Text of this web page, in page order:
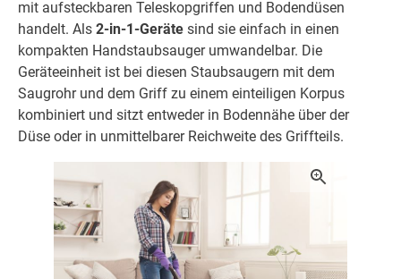
mit aufsteckbaren Teleskopgriffen und Bodendüsen
handelt. Als 2-in-1-Geräte sind sie einfach in einen
kompakten Handstaubsauger umwandelbar. Die
Geräteeinheit ist bei diesen Staubsaugern mit dem
Saugrohr und dem Griff zu einem einteiligen Korpus
kombiniert und sitzt entweder in Bodennähe über der
Düse oder in unmittelbarer Reichweite des Griffteils.